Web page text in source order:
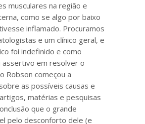
musculares na região e
como se algo por baixo
inflamado. Procuramos
e um clínico geral, e
foi indefinido e como
assertivo em resolver o
Robson começou a
as possíveis causas e
matérias e pesquisas
que o grande
pelo desconforto dele (e